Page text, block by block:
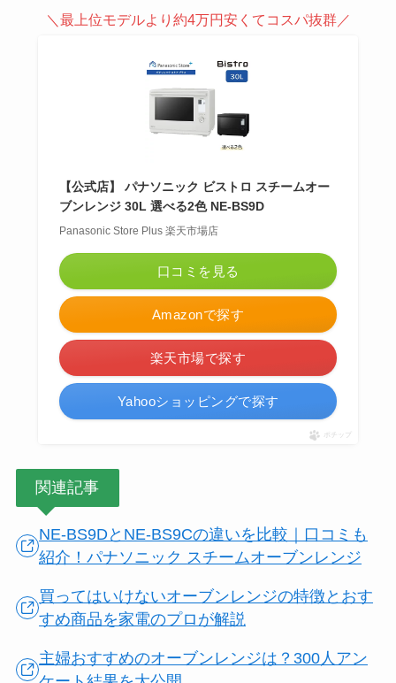
＼最上位モデルより約4万円安くてコスパ抜群／
【公式店】 パナソニック ビストロ スチームオー
ブンレンジ 30L 選べる2色 NE-BS9D
Panasonic Store Plus 楽天市場店
Amazonで探す
楽天市場で探す
Yahooショッピングで探す
口コミを見る
ポチップ
関連記事
NE-BS9DとNE-BS9Cの違いを比較｜口コミも
紹介！パナソニック スチームオーブンレンジ
買ってはいけないオーブンレンジの特徴とおす
すめ商品を家電のプロが解説
主婦おすすめのオーブンレンジは？300人アン